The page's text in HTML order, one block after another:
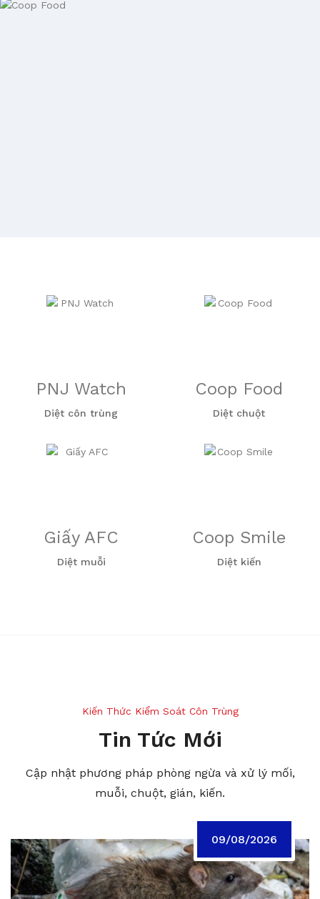
PNJ Watch
Diệt côn trùng
Coop Food
Diệt chuột
Giấy AFC
Diệt muỗi
Coop Smile
Diệt kiến
Kiến Thức Kiểm Soát Côn Trùng
Tin Tức Mới
Cập nhật phương pháp phòng ngừa và xử lý mối,
muỗi, chuột, gián, kiến.
09/08/2026